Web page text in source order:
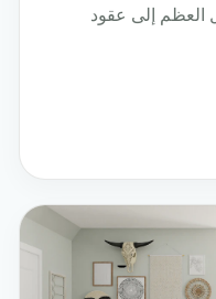
العظم إلى عقود